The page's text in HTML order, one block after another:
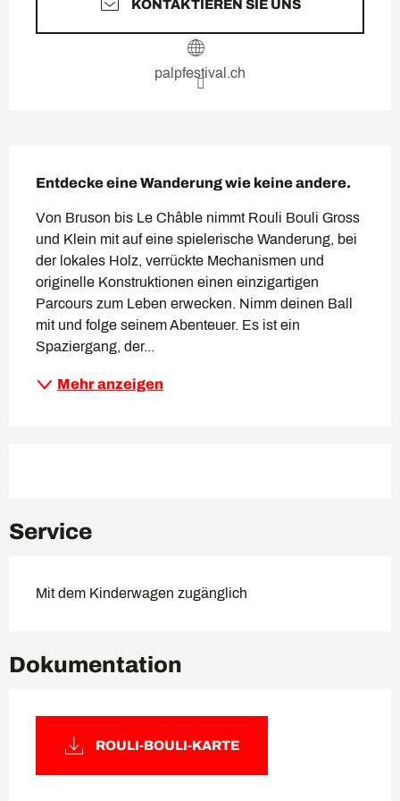
KONTAKTIEREN SIE UNS
palpfestival.ch
Entdecke eine Wanderung wie keine andere.
Von Bruson bis Le Châble nimmt Rouli Bouli Gross
und Klein mit auf eine spielerische Wanderung, bei
der lokales Holz, verrückte Mechanismen und
originelle Konstruktionen einen einzigartigen
Parcours zum Leben erwecken. Nimm deinen Ball
mit und folge seinem Abenteuer. Es ist ein
Spaziergang, der...
Mehr anzeigen
Service
Mit dem Kinderwagen zugänglich
Dokumentation
ROULI-BOULI-KARTE